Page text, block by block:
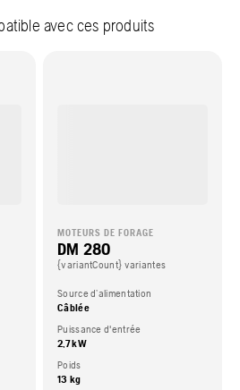
avec ces produits
MOTEURS DE FORAGE
DM 280
{variantCount} variantes
Source d’alimentation
Câblée
Puissance d'entrée
2,7 kW
Poids
13 kg